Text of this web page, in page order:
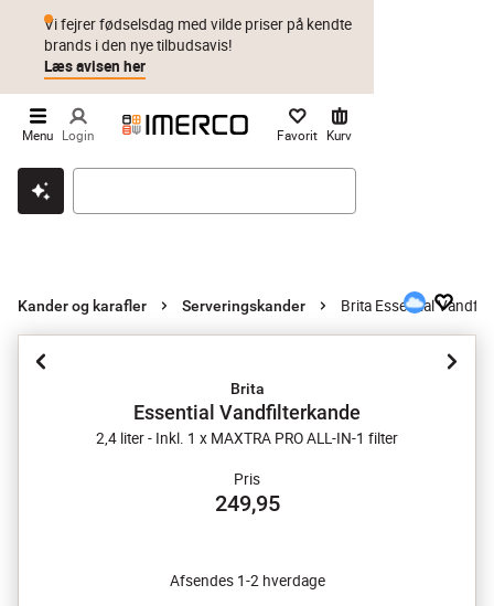
Klik & hent Byt i 1 år Prismatch
Vi fejrer fødselsdag med vilde priser på kendte
brands i den nye tilbudsavis!
Læs avisen her
Menu Login Favorit Kurv
Kander og karafler Serveringskander Brita Essential
Brita
Essential Vandfilterkande
2,4 liter - Inkl. 1 x MAXTRA PRO ALL-IN-1 filter
Pris
249,95
Afsendes 1-2 hverdage